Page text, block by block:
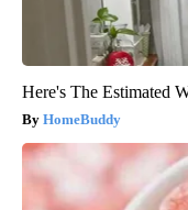
Here's The Estimated
HomeBuddy